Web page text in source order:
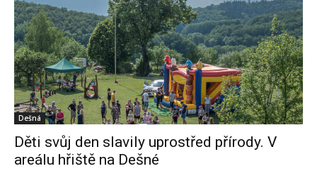
Dešná
Děti svůj den slavily uprostřed přírody. V
areálu hřiště na Dešné